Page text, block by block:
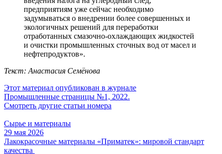
предприятиям уже сейчас необходимо
задумываться о внедрении более совершенных и
экологичных решений для переработки
отработанных смазочно-охлаждающих жидкостей
и очистки промышленных сточных вод от масел и
нефтепродуктов».
Текст: Анастасия Семёнова
Этот материал опубликован в журнале
Промышленные страницы №1, 2022.
Смотреть другие статьи номера
Сырье и материалы
29 мая 2026
Лакокрасочные материалы «Приматек»: мировой стандарт
качества